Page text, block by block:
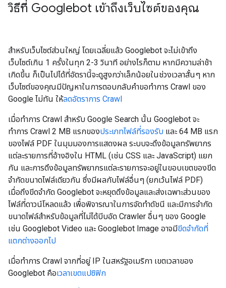
วิธีที่ Googlebot เข้าถึงเว็บไซต์ของคุณ
สำหรับเว็บไซต์ส่วนใหญ่ โดยเฉลี่ยแล้ว Googlebot จะไม่เข้าถึง
เว็บไซต์เกิน 1 ครั้งในทุก 2-3 วินาที อย่างไรก็ตาม หากมีความล่าช้า
เกิดขึ้น ก็เป็นไปได้ที่อัตรานี้จะดูสูงกว่าเล็กน้อยในช่วงเวลาสั้นๆ หาก
เว็บไซต์ของคุณมีปัญหาในการตอบกลับคำขอทำการ Crawl ของ
Google ไม่ทัน ให้ลดอัตราการ Crawl
เมื่อทำการ Crawl สำหรับ Google Search นั้น Googlebot จะ
ทำการ Crawl 2 MB แรกของประเภทไฟล์ที่รองรับ และ 64 MB แรก
ของไฟล์ PDF ในมุมมองการแสดงผล ระบบจะดึงข้อมูลทรัพยากร
แต่ละรายการที่อ้างอิงใน HTML (เช่น CSS และ JavaScript) แยก
กัน และการดึงข้อมูลทรัพยากรแต่ละรายการจะอยู่ในขอบเขตของขีด
จำกัดขนาดไฟล์เดียวกัน ซึ่งมีผลกับไฟล์อื่นๆ (ยกเว้นไฟล์ PDF)
เมื่อถึงขีดจำกัด Googlebot จะหยุดดึงข้อมูลและส่งเฉพาะส่วนของ
ไฟล์ที่ดาวน์โหลดแล้ว เพื่อพิจารณาในการจัดทำดัชนี และมีการจำกัด
ขนาดไฟล์สำหรับข้อมูลที่ไม่ได้บีบอัด Crawler อื่นๆ ของ Google
เช่น Googlebot Video และ Googlebot Image อาจมีขีดจำกัดที่
แตกต่างออกไป
เมื่อทำการ Crawl จากที่อยู่ IP ในสหรัฐอเมริกา เขตเวลาของ
Googlebot คือเวลาเขตแปซิฟิก